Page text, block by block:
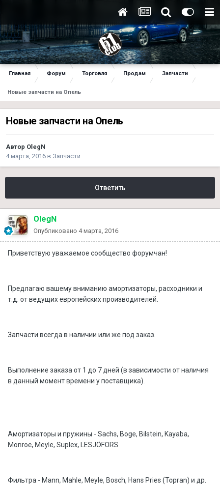
Главная Форум Торговля Продам Запчасти
Новые запчасти на Опель
Новые запчасти на Опель
Автор OlegN
4 марта, 2016 в Запчасти
Ответить
OlegN
Опубликовано 4 марта, 2016
Приветствую уважаемое сообщество форумчан!
Предлагаю вашему вниманию амортизаторы, расходники и
т.д. от ведущих европейских производителей.
Запчасти всегда в наличии или же под заказ.
Выполнение заказа от 1 до 7 дней (в зависимости от наличия
в данный момент времени у поставщика).
Амортизаторы и пружины - Sachs, Boge, Bilstein, Kayaba,
Monroe, Meyle, Suplex, LESJÖFORS
Фильтра - Mann, Mahle, Meyle, Bosch, Hans Pries (Topran) и др.